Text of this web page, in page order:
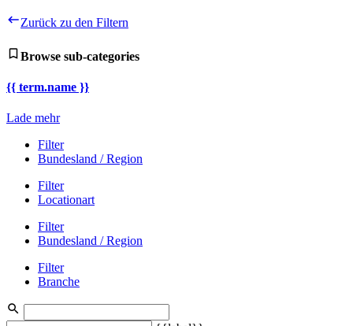
Zurück zu den Filtern
Browse sub-categories
{{ term.name }}
Lade mehr
Filter
Bundesland / Region
Filter
Locationart
Filter
Bundesland / Region
Filter
Branche